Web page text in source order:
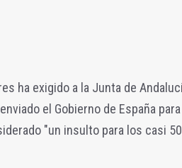
ha exigido a la Junta de
el Gobierno de España
"un insulto para los casi